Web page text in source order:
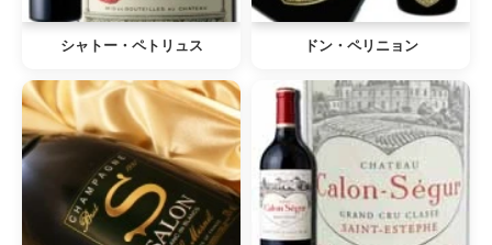
シャトー・ペトリュス ドン・ペリニョン